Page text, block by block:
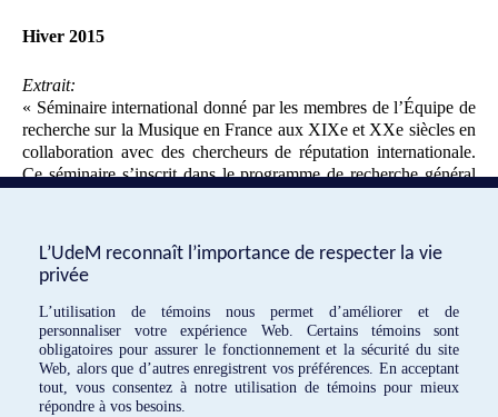
Hiver 2015
Extrait:
« Séminaire international donné par les membres de l’Équipe de
recherche sur la Musique en France aux XIXe et XXe siècles en
collaboration avec des chercheurs de réputation internationale.
Ce séminaire s’inscrit dans le programme de recherche général
Informations
France, de Berlioz aux Ballets russes
(1830-1930) Hiver 2016
Berlioz aux Ballets Russes
L’UdeM reconnaît l’importance de respecter la vie
privée
L’utilisation de témoins nous permet d’améliorer et de
personnaliser votre expérience Web. Certains témoins sont
obligatoires pour assurer le fonctionnement et la sécurité du site
Web, alors que d’autres enregistrent vos préférences. En acceptant
tout, vous consentez à notre utilisation de témoins pour mieux
répondre à vos besoins.